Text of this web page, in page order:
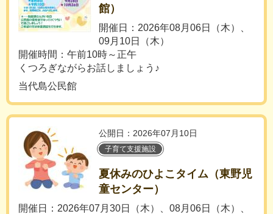
館）
開催日：2026年08月06日（木）、
09月10日（木）
開催時間：午前10時～正午
くつろぎながらお話しましょう♪
当代島公民館
公開日：2026年07月10日
子育て支援施設
夏休みのひよこタイム（東野児
童センター）
開催日：2026年07月30日（木）、08月06日（木）、